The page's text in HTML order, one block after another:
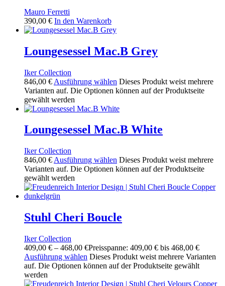
Mauro Ferretti
390,00 € In den Warenkorb
Loungesessel Mac.B Grey
Iker Collection
846,00 € Ausführung wählen Dieses Produkt weist mehrere
Varianten auf. Die Optionen können auf der Produktseite
gewählt werden
Loungesessel Mac.B White
Iker Collection
846,00 € Ausführung wählen Dieses Produkt weist mehrere
Varianten auf. Die Optionen können auf der Produktseite
gewählt werden
Stuhl Cheri Boucle
Iker Collection
409,00 € – 468,00 €Preisspanne: 409,00 € bis 468,00 €
Ausführung wählen Dieses Produkt weist mehrere Varianten
auf. Die Optionen können auf der Produktseite gewählt
werden